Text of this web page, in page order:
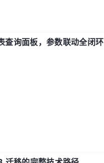
查询面板，参数联动全闭环